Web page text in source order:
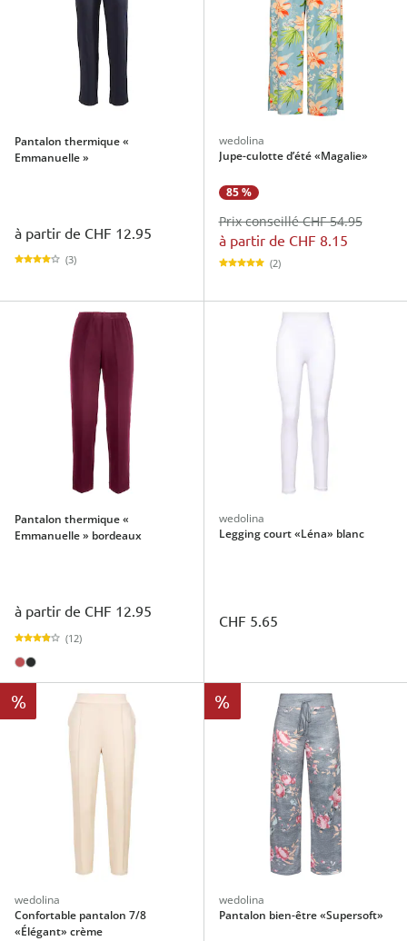
Pantalon thermique «
Emmanuelle »
à partir de CHF 12.95
(3)
wedolina
Jupe-culotte d’été «Magalie»
85 %
à partir de CHF 8.15
Prix conseillé CHF 54.95
(2)
Pantalon thermique «
Emmanuelle » bordeaux
à partir de CHF 12.95
(12)
wedolina
Legging court «Léna» blanc
CHF 5.65
%
wedolina
Confortable pantalon 7/8
«Élégant» crème
%
wedolina
Pantalon bien-être «Supersoft»